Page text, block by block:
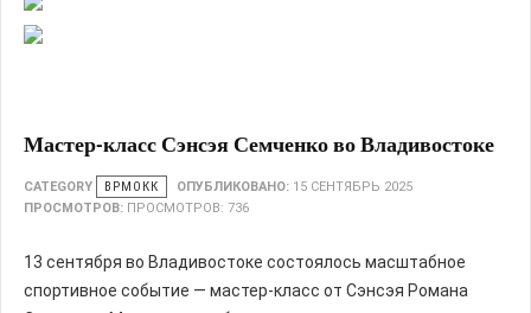
Мастер-класс Сэнсэя Семченко во Владивостоке
CATEGORY ВРМОКК ОПУБЛИКОВАНО: 15 СЕНТЯБРЬ 2025
ПРОСМОТРОВ: ПРОСМОТРОВ: 736
13 сентября во Владивостоке состоялось масштабное
спортивное событие — мастер-класс от Сэнсэя Романа